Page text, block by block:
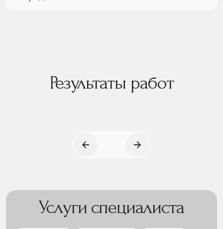
Результаты работ
Услуги специалиста